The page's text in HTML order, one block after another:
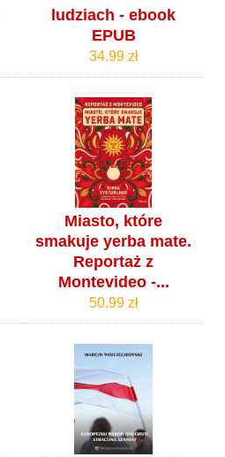
ludziach - ebook
EPUB
34.99 zł
Miasto, które
smakuje yerba mate.
Reportaż z
Montevideo -...
50.99 zł